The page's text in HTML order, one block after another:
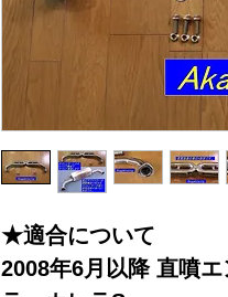
★適合について
2008年6月以降 直噴